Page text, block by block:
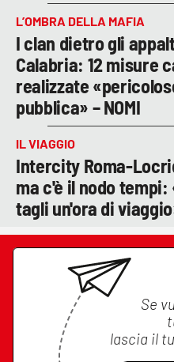
L’OMBRA DELLA MAFIA
I clan dietro gli
Calabria: 12 misure
realizzate
pubblica» – NOMI
IL VIAGGIO
Intercity Roma-
ma c'è il nodo
tagli un'ora di
Se
lascia il